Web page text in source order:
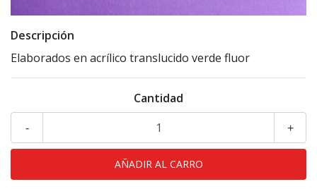
Descripción
Elaborados en acrílico translucido verde fluor
Cantidad
+
-